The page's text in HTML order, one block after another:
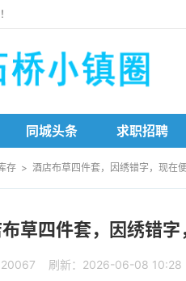
同城头条 求职招聘
存 > 酒店布草四件套，因绣错字，现在
草四件套，因绣错
20067 刷新：2026-06-08 10:28